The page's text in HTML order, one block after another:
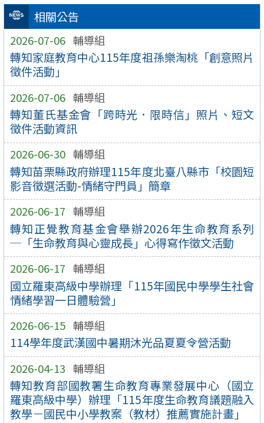
相關公告
2026-07-06 輔導組
轉知家庭教育中心115年度祖孫樂淘桃「創意照片
徵件活動」
2026-07-06 輔導組
轉知董氏基金會「跨時光．限時信」照片、短文
徵件活動資訊
2026-06-30 輔導組
轉知苗栗縣政府辦理115年度北臺八縣市「校園短
影音徵選活動-情緒守門員」簡章
2026-06-17 輔導組
轉知正覺教育基金會舉辦2026年生命教育系列
─「生命教育與心靈成長」心得寫作徵文活動
2026-06-17 輔導組
國立羅東高級中學辦理「115年國民中學學生社會
情緒學習一日體驗營」
2026-06-15 輔導組
114學年度武漢國中暑期沐光品夏夏令營活動
2026-04-13 輔導組
轉知教育部國教署生命教育專業發展中心（國立
羅東高級中學）辦理「115年度生命教育議題融入
教學－國民中小學教案（教材）推薦實施計畫」